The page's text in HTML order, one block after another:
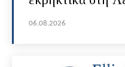
06.08.2026